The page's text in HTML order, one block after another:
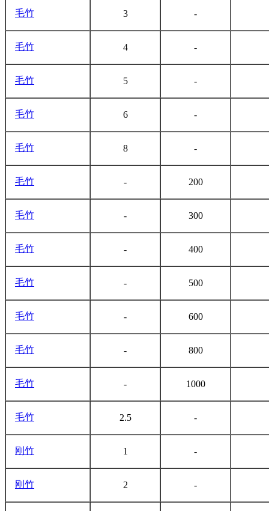
毛竹 3 -
毛竹 4 -
毛竹 5 -
毛竹 6 -
毛竹 8 -
毛竹 - 200
毛竹 - 300
毛竹 - 400
毛竹 - 500
毛竹 - 600
毛竹 - 800
毛竹 - 1000
毛竹 2.5 -
刚竹 1 -
刚竹 2 -